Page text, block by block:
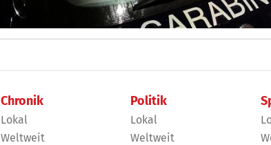
Chronik
Lokal
Weltweit
Politik
Lokal
Weltweit